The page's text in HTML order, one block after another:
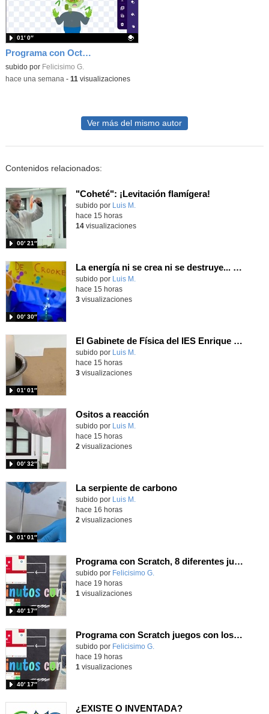
Programa con OctoStudio, un juego homenajeando al House of the dead con Zombies
Contenido educativo.
subido por Felicisimo G.
01′ 0″
-hace una semana - 11 visualizaciones
Ver más del mismo autor
Contenidos relacionados:
"Coheté": ¡Levitación flamígera!
Contenido educativo.
subido por Luis M.
00′ 21″
hace 15 horas
14visualizaciones
La energía ni se crea ni se destruye... ¡se experimenta! El Tierno en la Feria Madrid es Ciencia 2026
Contenido educativo.
subido por Luis M.
00′ 30″
hace 15 horas
3visualizaciones
El Gabinete de Física del IES Enrique Tierno Galván de Parla (Curso 25-26)
Contenido educativo.
subido por Luis M.
01′ 01″
hace 15 horas
3visualizaciones
Ositos a reacción
Contenido educativo.
subido por Luis M.
00′ 32″
hace 15 horas
2 visualizaciones
La serpiente de carbono
Contenido educativo.
subido por Luis M.
01′ 01″
hace 16 horas
2 visualizaciones
Programa con Scratch, 8 diferentes juegos para vivir la emoción de los partidos de España en el mundial 2026
Contenido educativo.
subido por Felicisimo G.
40′ 17″
hace 19 horas
1 visualizaciones
Programa con Scratch juegos con los partidos del mundial 2026 ganados por España
Contenido educativo.
subido por Felicisimo G.
40′ 17″
hace 19 horas
1 visualizaciones
¿EXISTE O INVENTADA?